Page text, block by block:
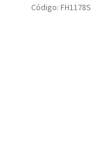
Código: FH1178S